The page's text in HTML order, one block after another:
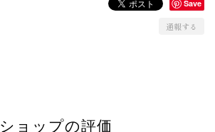
Save
通報する
ショップの評価